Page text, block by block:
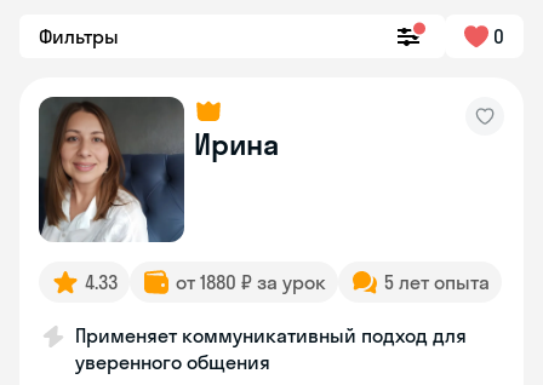
Фильтры 0
Ирина
4.33 от 1880 ₽ за урок 5 лет опыта
Применяет коммуникативный подход для
уверенного общения